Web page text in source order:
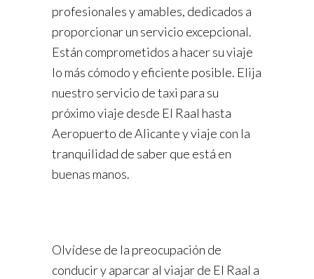
profesionales y amables, dedicados a
proporcionar un servicio excepcional.
Están comprometidos a hacer su viaje
lo más cómodo y eficiente posible. Elija
nuestro servicio de taxi para su
próximo viaje desde El Raal hasta
Aeropuerto de Alicante y viaje con la
tranquilidad de saber que está en
buenas manos.
Olvídese de la preocupación de
conducir y aparcar al viajar de El Raal a